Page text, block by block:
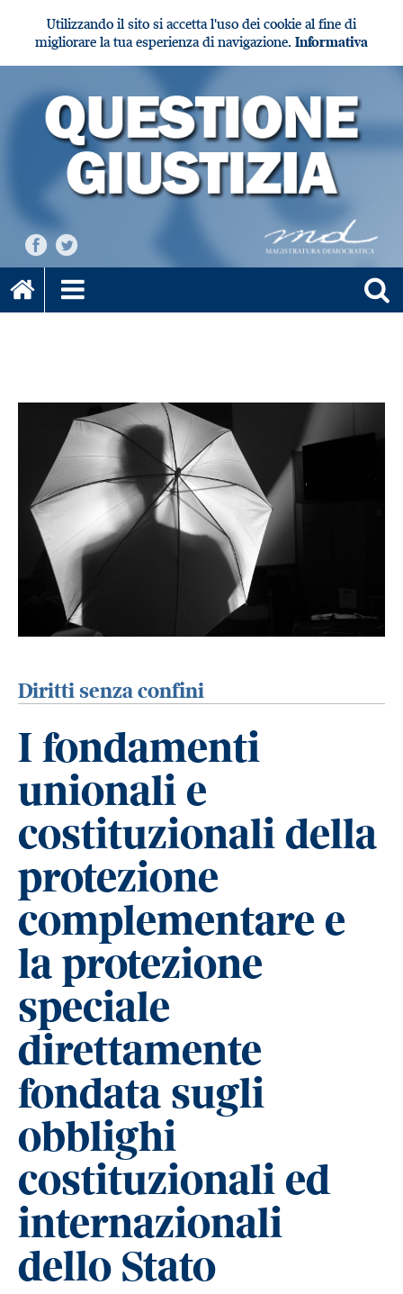
Utilizzando il sito si accetta l'uso dei cookie al fine di
migliorare la tua esperienza di navigazione. Informativa
Diritti senza confini
I fondamenti
unionali e
costituzionali della
protezione
complementare e
la protezione
speciale
direttamente
fondata sugli
obblighi
costituzionali ed
internazionali
dello Stato